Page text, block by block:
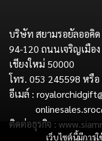
เว็บไซต์นี้มีการ
บริษัท สยามรอยัลออคิด
94-120 ถนนเจริญเมือง
เชียงใหม่ 50000
โทร. 053 245598 หรื
อีเมล์ :
ติดต่อธุรกิจ :